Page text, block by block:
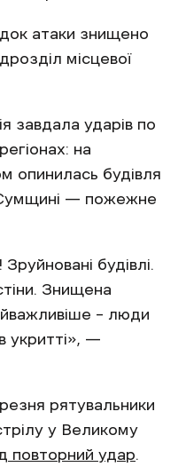
атаки знищено
місцевої
завдала ударів по
на
опинилась будівля
— пожежне
будівлі.
Знищена
– люди
укритті», —
рятувальники
у Великому
повторний удар.